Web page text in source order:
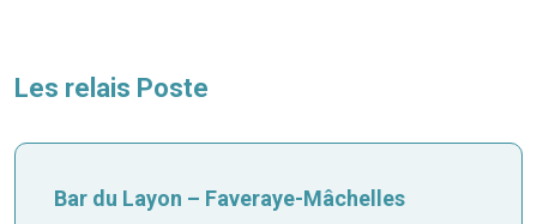
Les relais Poste
Bar du Layon – Faveraye-Mâchelles